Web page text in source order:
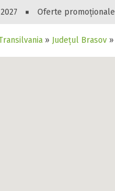
Oferte promoționale
» Județul Brasov »
Gasești